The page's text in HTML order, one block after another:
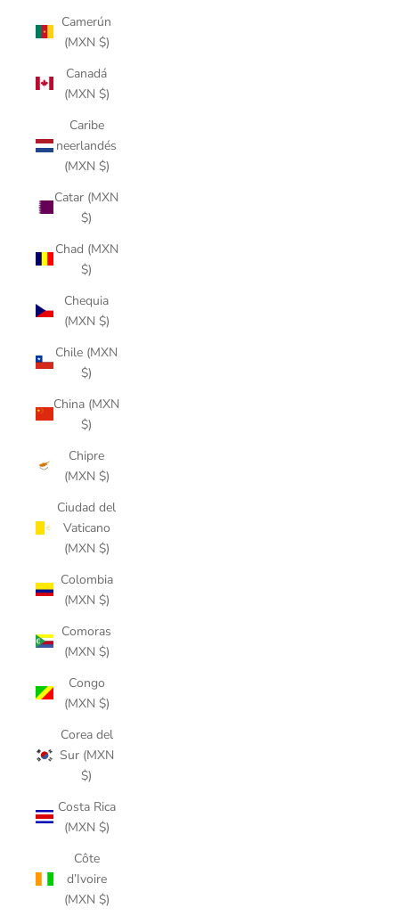
Camerún
(MXN $)
Canadá
(MXN $)
Caribe
neerlandés
(MXN $)
Catar (MXN
$)
Chad (MXN
$)
Chequia
(MXN $)
Chile (MXN
$)
China (MXN
$)
Chipre
(MXN $)
Ciudad del
Vaticano
(MXN $)
Colombia
(MXN $)
Comoras
(MXN $)
Congo
(MXN $)
Corea del
Sur (MXN
$)
Costa Rica
(MXN $)
Côte
d’Ivoire
(MXN $)